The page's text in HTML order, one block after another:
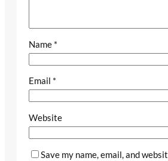
Name *
Email *
Website
Save my name, email, and